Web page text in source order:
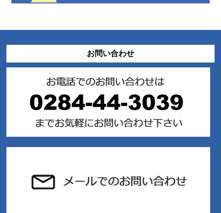
お問い合わせ